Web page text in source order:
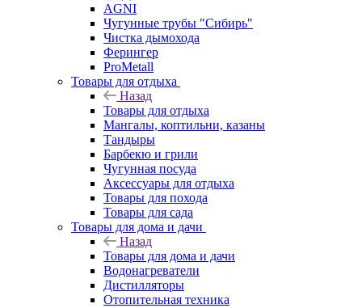
AGNI
Чугунные трубы "Сибирь"
Чистка дымохода
Ферингер
ProMetall
Товары для отдыха
Назад
Товары для отдыха
Мангалы, коптильни, казаны
Тандыры
Барбекю и грили
Чугунная посуда
Аксессуары для отдыха
Товары для похода
Товары для сада
Товары для дома и дачи
Назад
Товары для дома и дачи
Водонагреватели
Дистилляторы
Отопительная техника